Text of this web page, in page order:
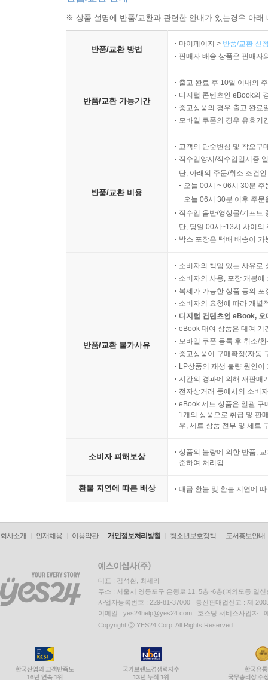
※ 상품 설명에 반품/교환과 관련한 안내가 있는경우 아
반품/교환 방법
마이페이지 > 반품/교환 신
판매자 배송 상품은 판매자
반품/교환 가능기간
출고 완료 후 10일 이내의
디지털 콘텐츠인 eBook의
중고상품의 경우 출고 완료
모바일 쿠폰의 경우 유효기
반품/교환 비용
고객의 단순변심 및 착오구
직수입양서/직수입일서중
단, 아래의 주문/취소 조건
오늘 00시 ~ 06시 30분
오늘 06시 30분 이후 주
직수입 음반/영상물/기프트
단, 당일 00시~13시 사이의
박스 포장은 택배 배송이
반품/교환 불가사유
소비자의 책임 있는 사유로
소비자의 사용, 포장 개봉
복제가 가능한 상품 등의
소비자의 요청에 따라 개별
디지털 컨텐츠인 eBook,
eBook 대여 상품은 대여 기
모바일 쿠폰 등록 후 취소/
중고상품이 구매확정(자동
LP상품의 재생 불량 원인
시간의 경과에 의해 재판매
전자상거래 등에서의 소비
eBook 세트 상품은 일괄 구
1개의 상품으로 취급 및 판
우, 세트 상품 전부 및 세트
소비자 피해보상
상품의 불량에 의한 반품,
준하여 처리됨
환불 지연에 따른 배상 대금 환불 및 환불 지연에
회사소개 인재채용 이용약관 개인정보처리방침 청소년보호정책 도서홍보안내
대표 : 김석환, 최세라
주소 : 서울시 영등포구 은행로 11, 5층~6층(여의도동,일신
사업자등록번호 : 229-81-37000 통신판매업신고 : 제
이메일 : yes24help@yes24.com 호스팅 서비스사업자 :
Copyright ⓒ YES24 Corp. All Rights Reserved.